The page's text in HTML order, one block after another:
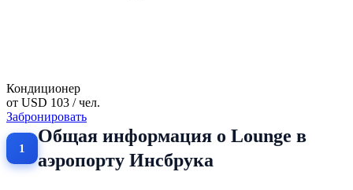
Кондиционер
от USD 103 / чел.
Забронировать
Общая информация о Lounge в
аэропорту Инсбрука